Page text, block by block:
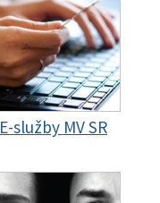
E-služby MV SR